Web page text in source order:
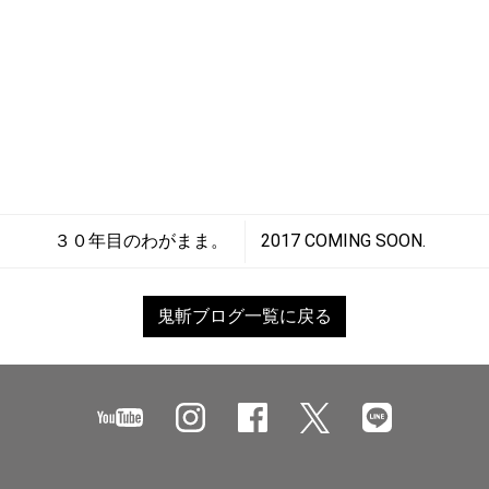
３０年目のわがまま。 2017 COMING SOON.
鬼斬ブログ一覧に戻る